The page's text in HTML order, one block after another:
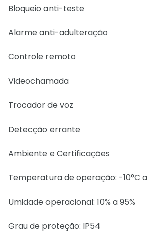
Bloqueio anti-teste
Alarme anti-adulteração
Controle remoto
Videochamada
Trocador de voz
Detecção errante
Ambiente e Certificações
Temperatura de operação: -10°C a
Umidade operacional: 10% a 95%
Grau de proteção: IP54